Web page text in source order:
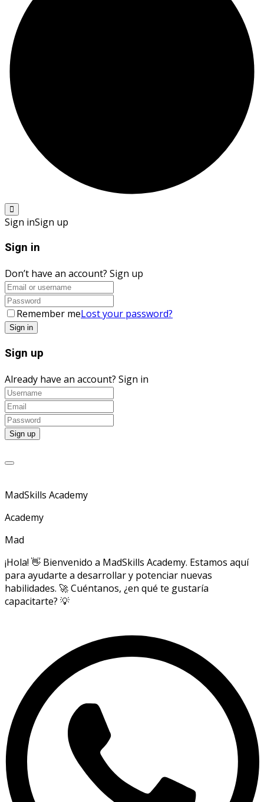
Sign inSign up
Sign in
Don’t have an account? Sign up
Remember meLost your password?
Sign up
Already have an account? Sign in
MadSkills Academy
Academy
Mad
¡Hola! 👋 Bienvenido a MadSkills Academy. Estamos aquí
para ayudarte a desarrollar y potenciar nuevas
habilidades. 🚀 Cuéntanos, ¿en qué te gustaría
capacitarte? 💡